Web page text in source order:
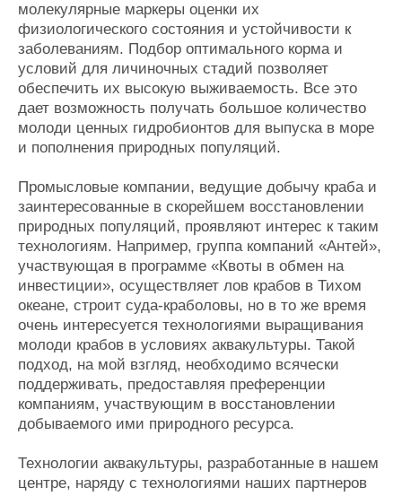
молекулярные маркеры оценки их
физиологического состояния и устойчивости к
заболеваниям. Подбор оптимального корма и
условий для личиночных стадий позволяет
обеспечить их высокую выживаемость. Все это
дает возможность получать большое количество
молоди ценных гидробионтов для выпуска в море
и пополнения природных популяций.
Промысловые компании, ведущие добычу краба и
заинтересованные в скорейшем восстановлении
природных популяций, проявляют интерес к таким
технологиям. Например, группа компаний «Антей»,
участвующая в программе «Квоты в обмен на
инвестиции», осуществляет лов крабов в Тихом
океане, строит суда-краболовы, но в то же время
очень интересуется технологиями выращивания
молоди крабов в условиях аквакультуры. Такой
подход, на мой взгляд, необходимо всячески
поддерживать, предоставляя преференции
компаниям, участвующим в восстановлении
добываемого ими природного ресурса.
Технологии аквакультуры, разработанные в нашем
центре, наряду с технологиями наших партнеров